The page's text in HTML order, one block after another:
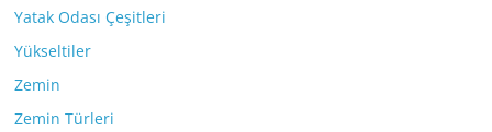
Yatak Odası Çeşitleri
Yükseltiler
Zemin
Zemin Türleri